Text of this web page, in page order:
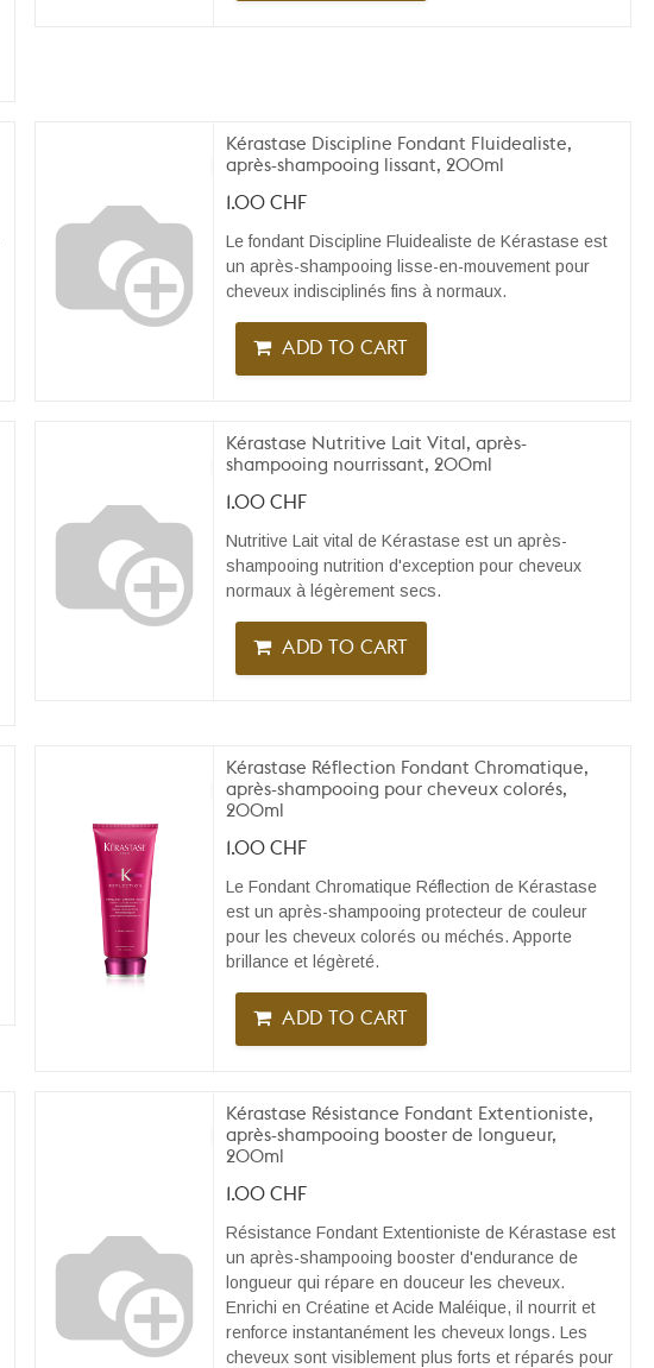
Kérastase Discipline Fondant Fluidealiste,
après-shampooing lissant, 200ml
1.00CHF
Le fondant Discipline Fluidealiste de Kérastase est
un après-shampooing lisse-en-mouvement pour
cheveux indisciplinés fins à normaux.
ADD TO CART
Kérastase Nutritive Lait Vital, après-
shampooing nourrissant, 200ml
1.00CHF
Nutritive Lait vital de Kérastase est un après-
shampooing nutrition d'exception pour cheveux
normaux à légèrement secs.
ADD TO CART
Kérastase Réflection Fondant Chromatique,
après-shampooing pour cheveux colorés,
200ml
1.00CHF
Le Fondant Chromatique Réflection de Kérastase
est un après-shampooing protecteur de couleur
pour les cheveux colorés ou méchés. Apporte
brillance et légèreté.
ADD TO CART
Kérastase Résistance Fondant Extentioniste,
après-shampooing booster de longueur,
200ml
1.00CHF
Résistance Fondant Extentioniste de Kérastase est
un après-shampooing booster d'endurance de
longueur qui répare en douceur les cheveux.
Enrichi en Créatine et Acide Maléique, il nourrit et
renforce instantanément les cheveux longs. Les
cheveux sont visiblement plus forts et réparés pour